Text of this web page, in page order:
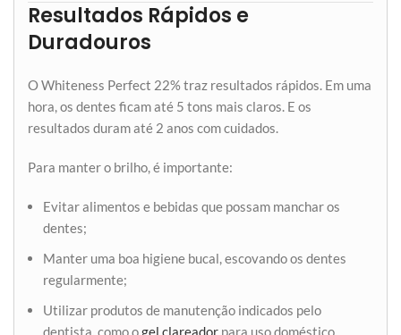
Resultados Rápidos e
Duradouros
O Whiteness Perfect 22% traz resultados rápidos. Em uma
hora, os dentes ficam até 5 tons mais claros. E os
resultados duram até 2 anos com cuidados.
Para manter o brilho, é importante:
Evitar alimentos e bebidas que possam manchar os
dentes;
Manter uma boa higiene bucal, escovando os dentes
regularmente;
Utilizar produtos de manutenção indicados pelo
dentista, como ogel clareador para uso doméstico.